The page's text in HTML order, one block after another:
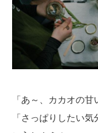
「あ～、カカオの甘
「さっぱりしたい